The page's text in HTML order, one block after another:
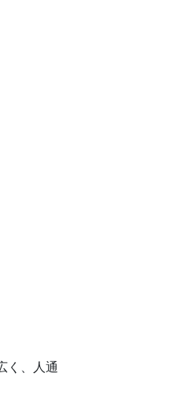
く、人通